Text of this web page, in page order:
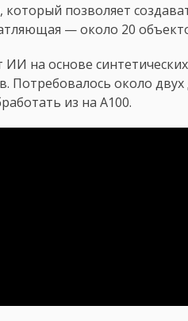
позволяет
— около 20
на основе
Потребовалось около
из на A100.